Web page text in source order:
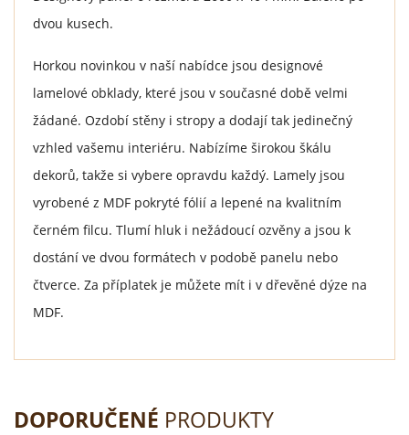
dvou kusech.
Horkou novinkou v naší nabídce jsou designové
lamelové obklady, které jsou v současné době velmi
žádané. Ozdobí stěny i stropy a dodají tak jedinečný
vzhled vašemu interiéru. Nabízíme širokou škálu
dekorů, takže si vybere opravdu každý. Lamely jsou
vyrobené z MDF pokryté fólií a lepené na kvalitním
černém filcu. Tlumí hluk i nežádoucí ozvěny a jsou k
dostání ve dvou formátech v podobě panelu nebo
čtverce. Za příplatek je můžete mít i v dřevěné dýze na
MDF.
DOPORUČENÉ PRODUKTY